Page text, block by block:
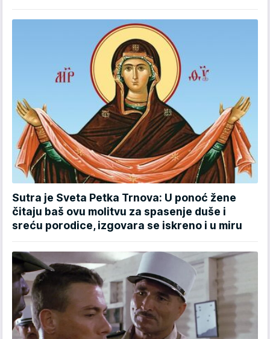
Sutra je Sveta Petka Trnova: U ponoć žene
čitaju baš ovu molitvu za spasenje duše i
sreću porodice, izgovara se iskreno i u miru